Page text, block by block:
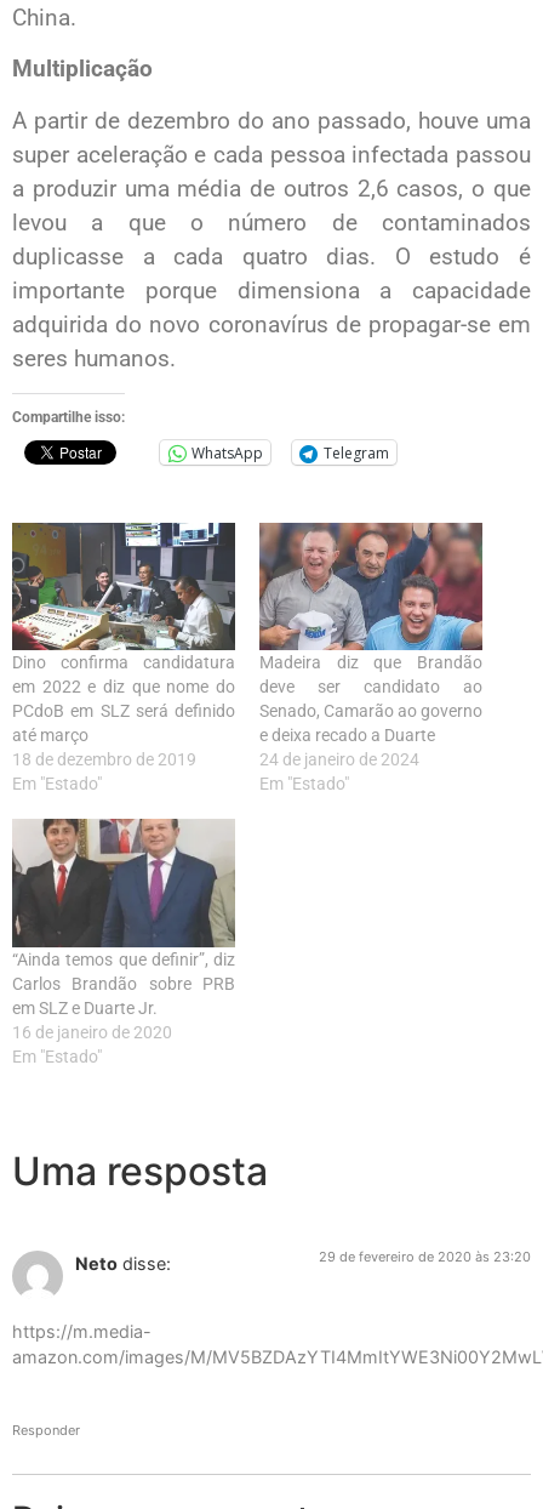
China.
Multiplicação
A partir de dezembro do ano passado, houve uma
super aceleração e cada pessoa infectada passou
a produzir uma média de outros 2,6 casos, o que
levou a que o número de contaminados
duplicasse a cada quatro dias. O estudo é
importante porque dimensiona a capacidade
adquirida do novo coronavírus de propagar-se em
seres humanos.
Compartilhe isso:
WhatsApp Telegram
Dino confirma candidatura
em 2022 e diz que nome do
PCdoB em SLZ será definido
até março
18 de dezembro de 2019
Em "Estado"
Madeira diz que Brandão
deve ser candidato ao
Senado, Camarão ao governo
e deixa recado a Duarte
24 de janeiro de 2024
Em "Estado"
“Ainda temos que definir”, diz
Carlos Brandão sobre PRB
em SLZ e Duarte Jr.
16 de janeiro de 2020
Em "Estado"
Uma resposta
Neto disse: 29 de fevereiro de 2020 às 23:20
https://m.media-
amazon.com/images/M/
Responder